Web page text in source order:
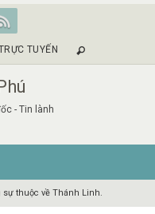
TUYẾN
- Tin lành
sự thuộc về Thánh Linh.